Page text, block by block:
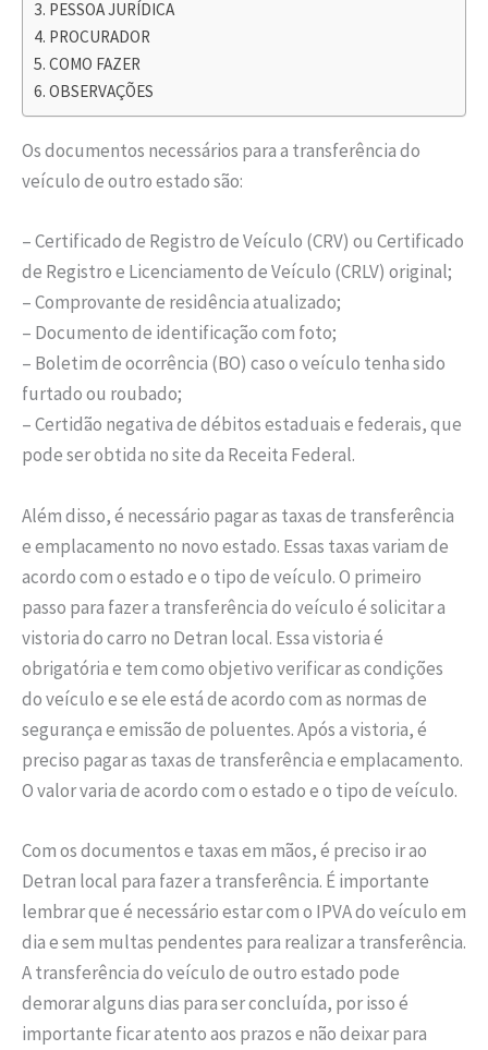
PESSOA JURÍDICA
PROCURADOR
COMO FAZER
OBSERVAÇÕES
Os documentos necessários para a transferência do
veículo de outro estado são:
– Certificado de Registro de Veículo (CRV) ou Certificado
de Registro e Licenciamento de Veículo (CRLV) original;
– Comprovante de residência atualizado;
– Documento de identificação com foto;
– Boletim de ocorrência (BO) caso o veículo tenha sido
furtado ou roubado;
– Certidão negativa de débitos estaduais e federais, que
pode ser obtida no site da Receita Federal.
Além disso, é necessário pagar as taxas de transferência
e emplacamento no novo estado. Essas taxas variam de
acordo com o estado e o tipo de veículo. O primeiro
passo para fazer a transferência do veículo é solicitar a
vistoria do carro no Detran local. Essa vistoria é
obrigatória e tem como objetivo verificar as condições
do veículo e se ele está de acordo com as normas de
segurança e emissão de poluentes. Após a vistoria, é
preciso pagar as taxas de transferência e emplacamento.
O valor varia de acordo com o estado e o tipo de veículo.
Com os documentos e taxas em mãos, é preciso ir ao
Detran local para fazer a transferência. É importante
lembrar que é necessário estar com o IPVA do veículo em
dia e sem multas pendentes para realizar a transferência.
A transferência do veículo de outro estado pode
demorar alguns dias para ser concluída, por isso é
importante ficar atento aos prazos e não deixar para